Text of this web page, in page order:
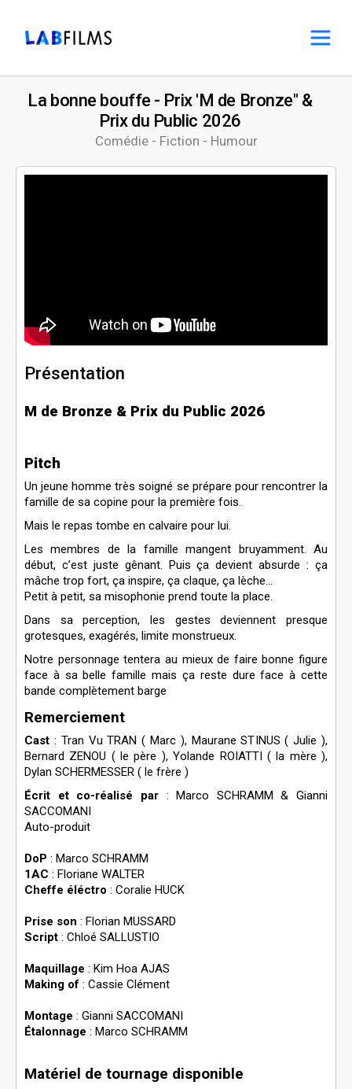
Comédie - Fiction - Humour
La bonne bouffe - Prix 'M de Bronze" &
Prix du Public 2026
Présentation
M de Bronze & Prix du Public 2026
Pitch
Un jeune homme très soigné se prépare pour rencontrer la
famille de sa copine pour la première fois.
Mais le repas tombe en calvaire pour lui.
Les membres de la famille mangent bruyamment. Au
début, c’est juste gênant. Puis ça devient absurde : ça
mâche trop fort, ça inspire, ça claque, ça lèche…
Petit à petit, sa misophonie prend toute la place.
Dans sa perception, les gestes deviennent presque
grotesques, exagérés, limite monstrueux.
Notre personnage tentera au mieux de faire bonne figure
face à sa belle famille mais ça reste dure face à cette
bande complètement barge
Remerciement
Cast : Tran Vu TRAN ( Marc ), Maurane STINUS ( Julie ),
Bernard ZENOU ( le père ), Yolande ROIATTI ( la mère ),
Dylan SCHERMESSER ( le frère )
Écrit et co-réalisé par: Marco SCHRAMM & Gianni
SACCOMANI
Auto-produit
DoP : Marco SCHRAMM
1AC : Floriane WALTER
Cheffe éléctro : Coralie HUCK
Prise son : Florian MUSSARD
Script : Chloé SALLUSTIO
Maquillage : Kim Hoa AJAS
Making of : Cassie Clément
Montage : Gianni SACCOMANI
Étalonnage : Marco SCHRAMM
Matériel de tournage disponible